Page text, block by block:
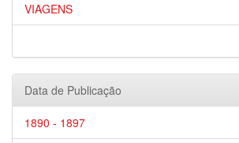
VIAGENS
Data de Publicação
1890 - 1897